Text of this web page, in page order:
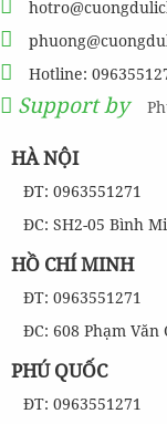
Hotline:
Support by
HÀ NỘI
ĐT: 0963551271
ĐC: SH2-05 Bình
HỒ CHÍ MINH
ĐT: 0963551271
ĐC: 608 Phạm
PHÚ QUỐC
ĐT: 0963551271